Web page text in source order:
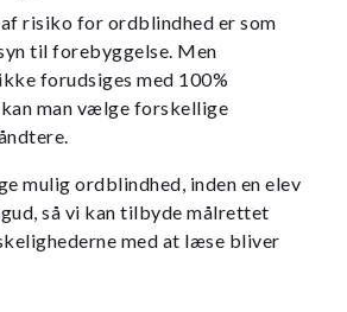
risiko for ordblindhed er som
til forebyggelse. Men
forudsiges med 100%
man vælge forskellige
mulig ordblindhed, inden en elev
så vi kan tilbyde målrettet
med at læse bliver